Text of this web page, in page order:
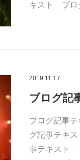
キスト ブ
2019.11.17
ブログ記
ブログ記事
グ記事テキ
事テキスト